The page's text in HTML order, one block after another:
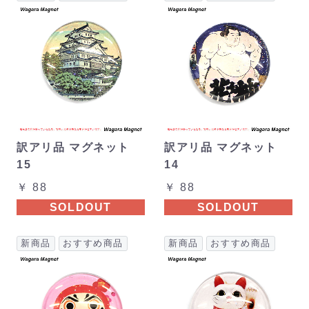
訳アリ品 マグネット
15
￥ 88
SOLDOUT
訳アリ品 マグネット
14
￥ 88
SOLDOUT
新商品 おすすめ商品 新商品 おすすめ商品